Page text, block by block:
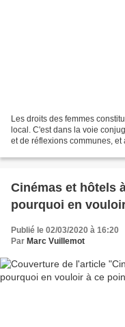
Les droits des femmes
local. C'est dans la voie
et de réflexions communes,
Cinémas et hôtels
pourquoi en
Publié le 02/03/2020 à 16:20
Par Marc Vuillemot